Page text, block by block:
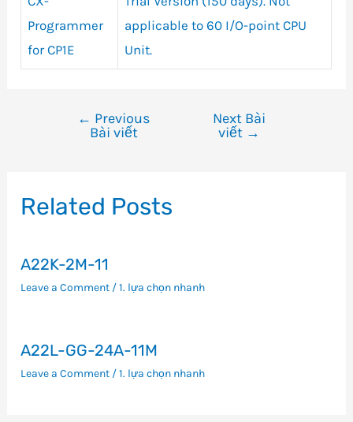
Programmer
for CP1E
applicable to 60 I/O-point CPU
Unit.
viết
← Previous
Bài viết
Next Bài
viết →
Related Posts
A22K-2M-11
Leave a Comment /1. lựa chọn nhanh
A22L-GG-24A-11M
Leave a Comment /1. lựa chọn nhanh